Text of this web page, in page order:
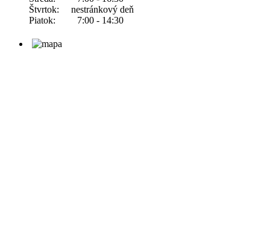
Štvrtok: nestránkový deň
Piatok: 7:00 - 14:30